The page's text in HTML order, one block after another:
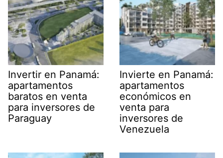
Invertir en Panamá:
apartamentos
baratos en venta
para inversores de
Paraguay
Invierte en Panamá:
apartamentos
económicos en
venta para
inversores de
Venezuela